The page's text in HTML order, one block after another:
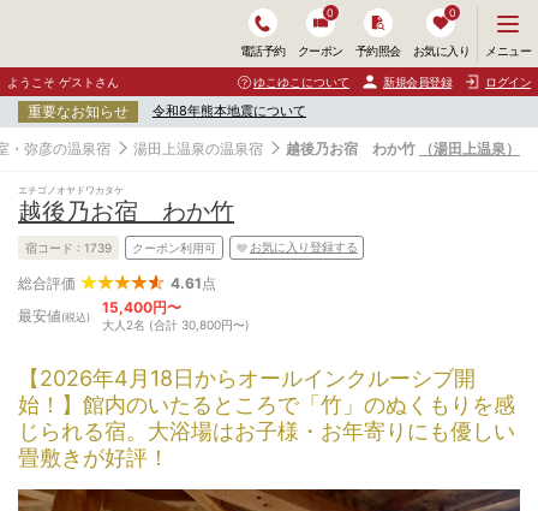
電話予約 クーポン
0
予約照会 お気に入り
0
ニ
ュ
ー
開
く
メニュー
ようこそ ゲストさん ゆこゆこについて 新規会員登録 ログイン
重要なお知らせ 令和8年熊本地震について
・弥彦の温泉宿 湯田上温泉の温泉宿 越後乃お宿 わか竹 （湯田上温泉）
エチゴノオヤドワカタケ
越後乃お宿 わか竹
宿コード : 1739 クーポン利用可 お気に入り登録する
総合評価 4.61 点
最安値(税込)
15,400円〜
大人2名 (合計 30,800円〜)
【2026年4月18日からオールインクルーシブ開
始！】館内のいたるところで「竹」のぬくもりを感
じられる宿。大浴場はお子様・お年寄りにも優しい
畳敷きが好評！